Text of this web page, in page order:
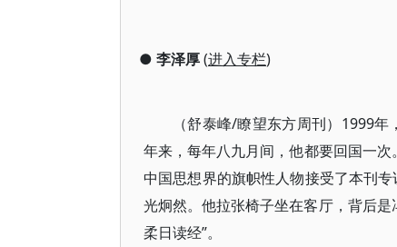
● 李泽厚(进入专栏)
（舒泰峰/瞭望东方周刊）1999
年来，每年八九月间，他都要回国一
中国思想界的旗帜性人物接受了本刊
光炯然。他拉张椅子坐在客厅，背后
柔日读经”。